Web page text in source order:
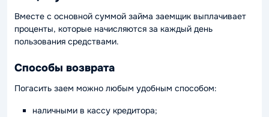
Вместе с основной суммой займа заемщик выплачивает
проценты, которые начисляются за каждый день
пользования средствами.
Способы возврата
Погасить заем можно любым удобным способом:
наличными в кассу кредитора;